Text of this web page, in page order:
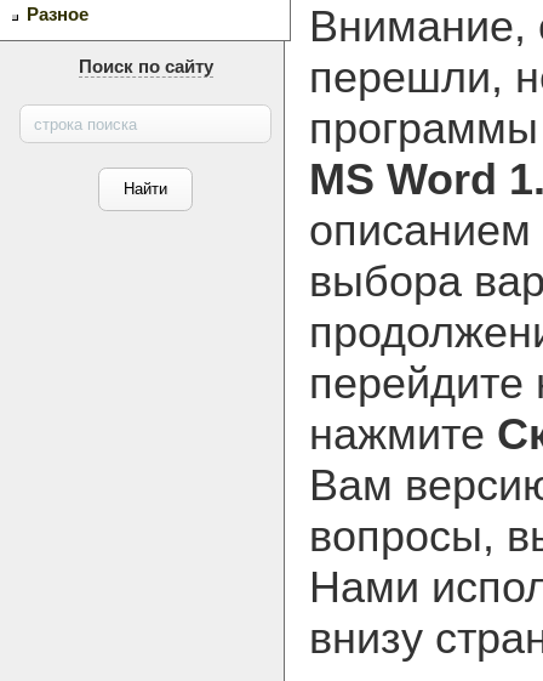
Разное
Поиск по сайту
Внимание,
перешли,
MS Word
описанием
выбора
нажмите
Вам
вопросы,
Нами
внизу